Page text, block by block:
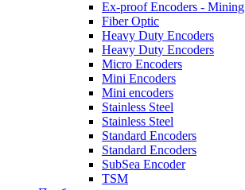
Ex-proof Encoders - Mining
Fiber Optic
Heavy Duty Encoders
Heavy Duty Encoders
Micro Encoders
Mini Encoders
Mini encoders
Stainless Steel
Stainless Steel
Standard Encoders
Standard Encoders
SubSea Encoder
TSM